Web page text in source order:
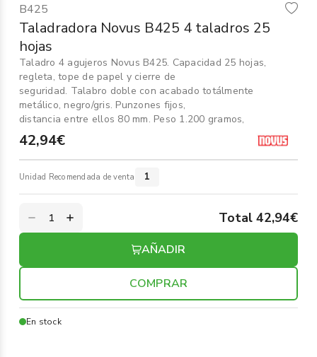
Servicios generales
Seguridad
Material Escolar
B425
Taladradora Novus B425 4 taladros 25
hojas
Taladro 4 agujeros Novus B425. Capacidad 25 hojas,
regleta, tope de papel y cierre de
seguridad. Talabro doble con acabado totálmente
metálico, negro/gris. Punzones fijos,
distancia entre ellos 80 mm. Peso 1.200 gramos,
42,94€
Unidad Recomendada de venta 1
Total 42,94€
AÑADIR
COMPRAR
En stock